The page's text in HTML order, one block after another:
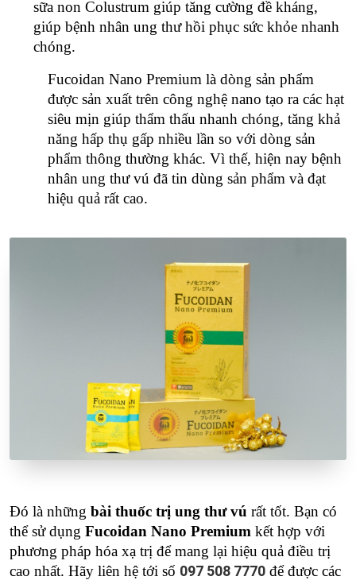
sữa non Colustrum giúp tăng cường đề kháng,
giúp bệnh nhân ung thư hồi phục sức khỏe nhanh
chóng.
Fucoidan Nano Premium là dòng sản phẩm
được sản xuất trên công nghệ nano tạo ra các hạt
siêu mịn giúp thẩm thấu nhanh chóng, tăng khả
năng hấp thụ gấp nhiều lần so với dòng sản
phẩm thông thường khác. Vì thế, hiện nay bệnh
nhân ung thư vú đã tin dùng sản phẩm và đạt
hiệu quả rất cao.
Đó là những bài thuốc trị ung thư vú rất tốt. Bạn có
thể sử dụng Fucoidan Nano Premium kết hợp với
phương pháp hóa xạ trị để mang lại hiệu quả điều trị
cao nhất. Hãy liên hệ tới số 097 508 7770 để được các